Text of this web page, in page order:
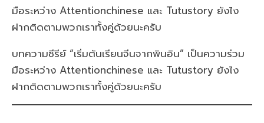
มือระหว่าง Attentionchinese และ Tutustory ยังไง
ฝากติดตามพวกเราทั้งคู่ด้วยนะครับ
บทความซีรีย์ “เริ่มต้นเรียนจีนจากพินอิน” เป็นความร่วม
มือระหว่าง Attentionchinese และ Tutustory ยังไง
ฝากติดตามพวกเราทั้งคู่ด้วยนะครับ